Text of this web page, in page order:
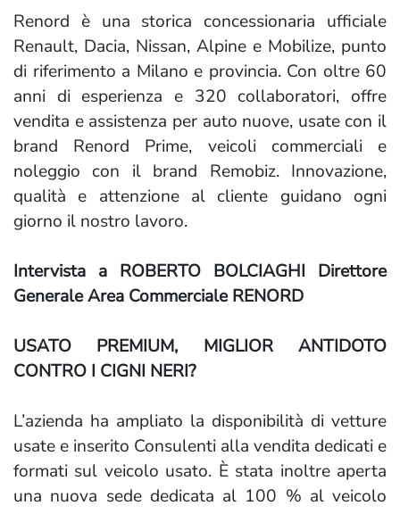
Renord è una storica concessionaria ufficiale
Renault, Dacia, Nissan, Alpine e Mobilize, punto
di riferimento a Milano e provincia. Con oltre 60
anni di esperienza e 320 collaboratori, offre
vendita e assistenza per auto nuove, usate con il
brand Renord Prime, veicoli commerciali e
noleggio con il brand Remobiz. Innovazione,
qualità e attenzione al cliente guidano ogni
giorno il nostro lavoro.
Intervista a ROBERTO BOLCIAGHI Direttore
Generale Area Commerciale RENORD
USATO PREMIUM, MIGLIOR ANTIDOTO
CONTRO I CIGNI NERI?
L’azienda ha ampliato la disponibilità di vetture
usate e inserito Consulenti alla vendita dedicati e
formati sul veicolo usato. È stata inoltre aperta
una nuova sede dedicata al 100 % al veicolo